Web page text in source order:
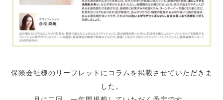
保険会社様のリーフレットにコラムを掲載させていただきま
した。